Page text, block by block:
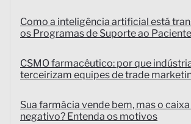
Como a inteligência artificial está
os Programas de Suporte ao Paciente
CSMO farmacêutico: por que
terceirizam equipes de trade
Sua farmácia vende bem, mas o
negativo? Entenda os motivos